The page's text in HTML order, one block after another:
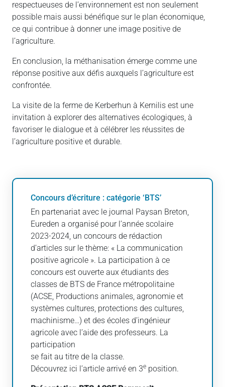
respectueuses de l’environnement est non seulement
possible mais aussi bénéfique sur le plan économique,
ce qui contribue à donner une image positive de
l’agriculture.
En conclusion, la méthanisation émerge comme une
réponse positive aux défis auxquels l’agriculture est
confrontée.
La visite de la ferme de Kerberhun à Kernilis est une
invitation à explorer des alternatives écologiques, à
favoriser le dialogue et à célébrer les réussites de
l’agriculture positive et durable.
Concours d’écriture : catégorie ‘BTS’
En partenariat avec le journal Paysan Breton,
Eureden a organisé pour l’année scolaire
2023-2024, un concours de rédaction
d’articles sur le thème: « La communication
positive agricole ». La participation à ce
concours est ouverte aux étudiants des
classes de BTS de France métropolitaine
(ACSE, Productions animales, agronomie et
systèmes cultures, protections des cultures,
machinisme…) et des écoles d’ingénieur
agricole avec l’aide des professeurs. La
participation
se fait au titre de la classe.
Découvrez ici l’article arrivé en 3e position.